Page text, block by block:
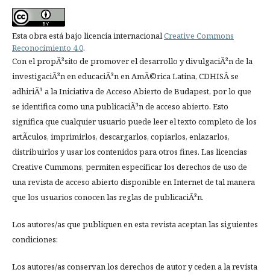
Esta obra está bajo licencia internacionalCreative Commons
Reconocimiento 4.0.
Con el propÃ³sito de promover el desarrollo y divulgaciÃ³n de la
investigaciÃ³n en educaciÃ³n en AmÃ©rica Latina, CDHISÂ se
adhiriÃ³ a la Iniciativa de Acceso Abierto de Budapest, por lo que
se identifica como una publicaciÃ³n de acceso abierto. Esto
significa que cualquier usuario puede leer el texto completo de los
artÃ­culos, imprimirlos, descargarlos, copiarlos, enlazarlos,
distribuirlos y usar los contenidos para otros fines. Las licencias
Creative Cummons, permiten especificar los derechos de uso de
una revista de acceso abierto disponible en Internet de tal manera
que los usuarios conocen las reglas de publicaciÃ³n.
Los autores/as que publiquen en esta revista aceptan las siguientes
condiciones:
Los autores/as conservan los derechos de autor y ceden a la revista